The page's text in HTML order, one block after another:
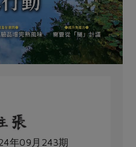
年09月243期